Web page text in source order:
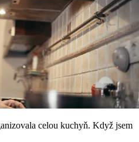
celou kuchyň. Když jsem